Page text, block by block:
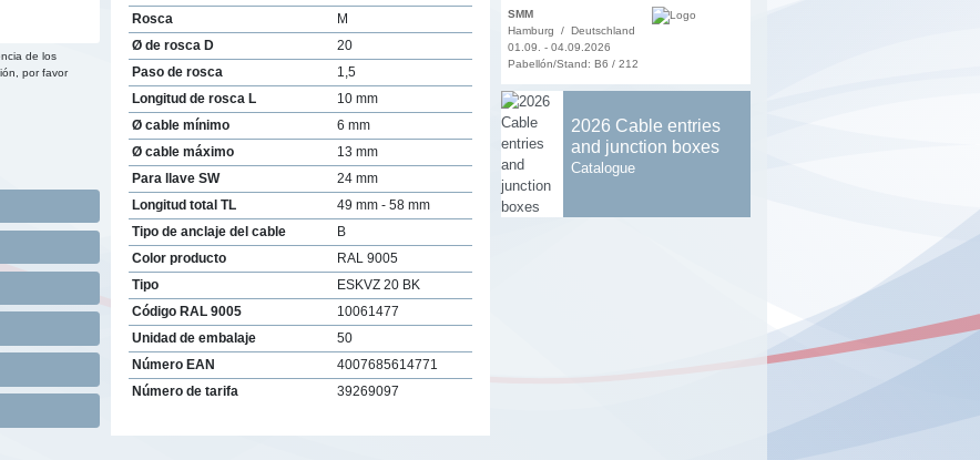
de los
por favor
Rosca
M
Ø de rosca D
20
Paso de rosca
1,5
Longitud de rosca L
10 mm
Ø cable mínimo
6 mm
Ø cable máximo
13 mm
Para llave SW
24 mm
Longitud total TL
49 mm - 58 mm
Tipo de anclaje del cable
B
Color producto
RAL 9005
Tipo
ESKVZ 20 BK
Código RAL 9005
10061477
Unidad de embalaje
50
Número EAN
4007685614771
Número de tarifa
39269097
SMM
Hamburg / Deutschland
01.09. - 04.09.2026
Pabellón/Stand: B6 / 212
2026 Cable entries
and junction boxes
Catalogue